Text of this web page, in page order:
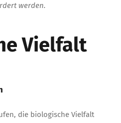
werden.
Vielfalt
die biologische Vielfalt